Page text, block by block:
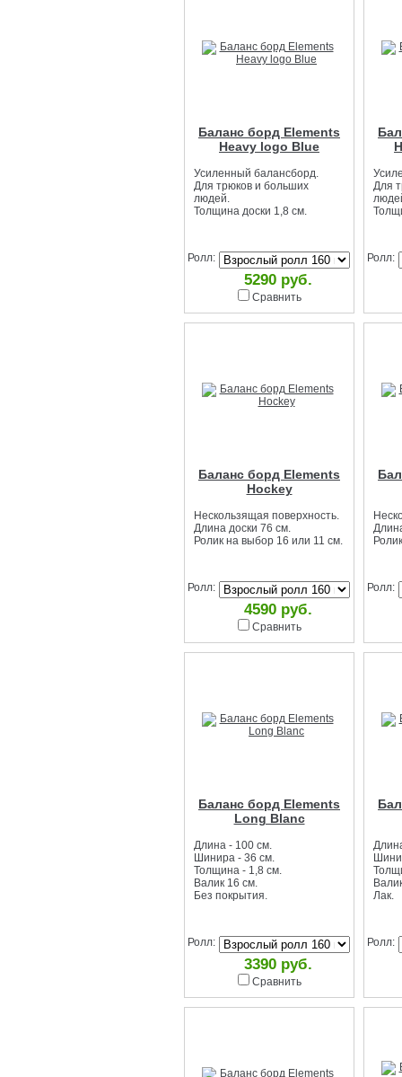
Баланс борд Elements
Heavy logo Blue
Усиленный балансборд.
Для трюков и больших
людей.
Толщина доски 1,8 см.
Ролл:
5290 руб.
Сравнить
Для
Ролл:
Баланс борд Elements
Hockey
Нескользящая поверхность.
Длина доски 76 см.
Ролик на выбор 16 или 11 см.
Ролл:
4590 руб.
Сравнить
Ролл:
Баланс борд Elements
Long Blanc
Длина - 100 см.
Шинира - 36 см.
Толщина - 1,8 см.
Валик 16 см.
Без покрытия.
Ролл:
3390 руб.
Сравнить
Лак.
Ролл: